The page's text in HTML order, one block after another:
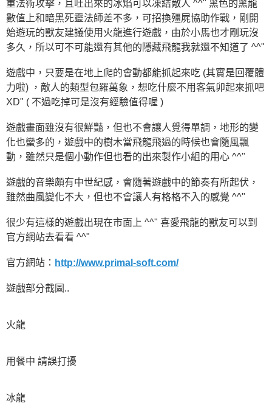
重法術攻擊，且吐出來的冰焰可以凍結敵人 ^^" 黑色的黑龍
數值上和暗黑死靈法師差不多，可招換殭屍協助作戰，剛開
始遊玩的獸友建議使用火龍進行遊戲，由於小馬也才剛玩沒
多久，所以可不可能還有其他的隱藏飛龍我就還不知道了 ^^"
遊戲中，只要是在地上爬的會動都能抓起來吃 (其實是回覆體
力啦) ，敵人的類型包羅萬象，想吃什麼不用客氣卯起來抓吧
XD" ( 不過吃掉可是沒有經驗值得喔 )
遊戲畫面雖沒有很鮮豔，但也不會讓人覺得單調，地形的變
化也蠻多的，遊戲中的樹木當飛龍飛過的時候也會隨風飄
動，雖然只是個小動作但也看的出來製作小組的用心 ^^"
遊戲的音樂頗有中世紀感，會隨著遊戲中的節奏有所起伏，
雖然曲風變化不大，但也不會讓人有格格不入的感覺 ^^"
很少有這樣的遊戲出現在市面上 ^^" 喜愛飛龍的獸友可以到
官方網站去看看 ^^"
官方網站： http://www.primal-soft.com/
遊戲部分截圖..
火龍
用餐中 請誤打擾
冰龍